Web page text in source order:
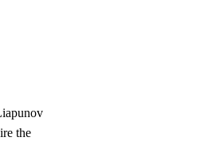
the